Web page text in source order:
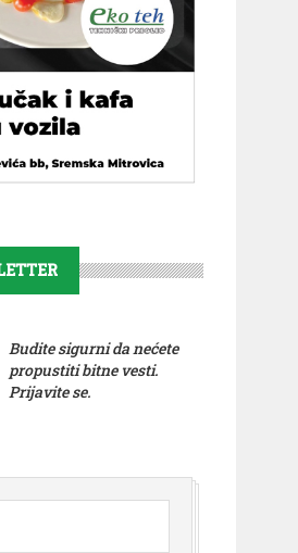
Budite sigurni da nećete
propustiti bitne vesti.
Prijavite se.